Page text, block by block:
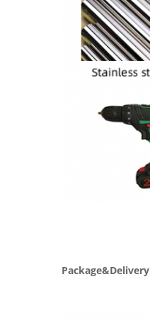
Package&Delivery